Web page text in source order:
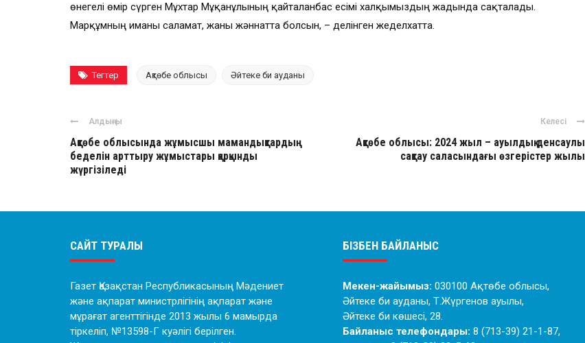
өнегелі өмір сүрген Мұхтар Мұқанұлының қайталанбас есімі халқымыздың жадында сақталады.
Марқұмның иманы саламат, жаны жәннатта болсын, – делінген жеделхатта.
Тегтер Ақтөбе облысы Әйтеке би ауданы
Алдыңғы
Ақтөбе облысында жұмысшы мамандықтардың
беделін арттыру жұмыстары қарқынды
жүргізіледі
Келесі
Ақтөбе облысы: 2024 жыл – ауылдық денсаулық
сақтау саласындағы өзгерістер жылы
САЙТ ТУРАЛЫ
Газет Қазақстан Республикасының Мәдениет
және ақпарат министрлігінің ақпарат және
мұрағат агенттігінде 2013 жылы 6 мамырда
тіркеліп, №13598-Г куәлігі берілген.
БІЗБЕН БАЙЛАНЫС
Мекен-жайымыз: 030100 Ақтөбе облысы,
Әйтеке би ауданы, Т.Жүргенов ауылы,
Әйтеке би көшесі, 28.
Байланыс телефондары: 8 (713-39) 21-1-87,